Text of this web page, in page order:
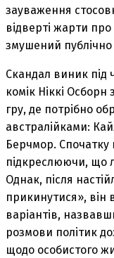
зауваження
відверті жарти
змушений
Скандал виник під
комік Ніккі Осборн
гру, де потрібно
австралійками:
Берчмор. Спочатку
підкреслюючи, що
Однак, після
прикинутися», він
варіантів,
розмови політик
щодо особистого